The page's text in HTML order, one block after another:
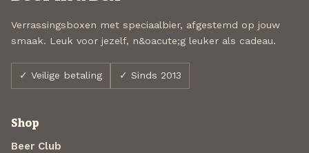
Verrassingsboxen met speciaalbier, afgestemd op jouw
smaak. Leuk voor jezelf, n&oacute;g leuker als cadeau.
✓ Veilige betaling ✓ Sinds 2013
Shop
Beer Club